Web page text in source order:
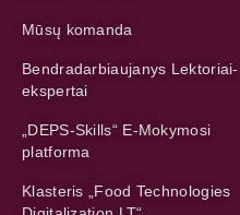
Mūsų komanda
Bendradarbiaujanys Lektoriai-
ekspertai
„DEPS-Skills“ E-Mokymosi
platforma
Klasteris „Food Technologies